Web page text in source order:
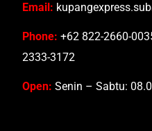
Email:
Phone: +62 822-2660-
2333-3172
Open: Senin – Sabtu: